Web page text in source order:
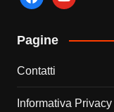
Pagine
Contatti
Informativa